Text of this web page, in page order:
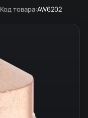
Код товара:AW6202